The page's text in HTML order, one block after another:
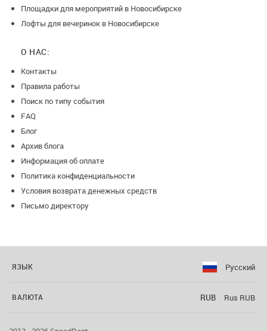
Площадки для мероприятий в Новосибирске
Лофты для вечеринок в Новосибирске
О НАС:
Контакты
Правила работы
Поиск по типу события
FAQ
Блог
Архив блога
Информация об оплате
Политика конфиденциальности
Условия возврата денежных средств
Письмо директору
ЯЗЫК Русский
ВАЛЮТА RUB Rus RUB